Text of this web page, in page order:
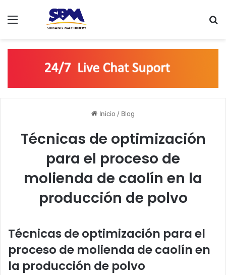
Inicio / Blog
Técnicas de optimización
para el proceso de
molienda de caolín en la
producción de polvo
Técnicas de optimización para el
proceso de molienda de caolín en
la producción de polvo